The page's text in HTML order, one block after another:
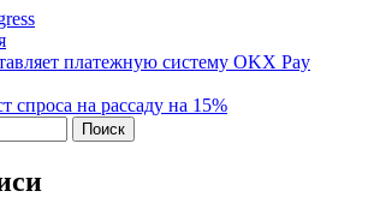
Предыдущая
статья: платежную систему OKX Pay
спроса на рассаду на 15%